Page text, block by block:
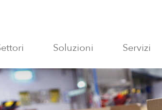
Soluzioni Servizi